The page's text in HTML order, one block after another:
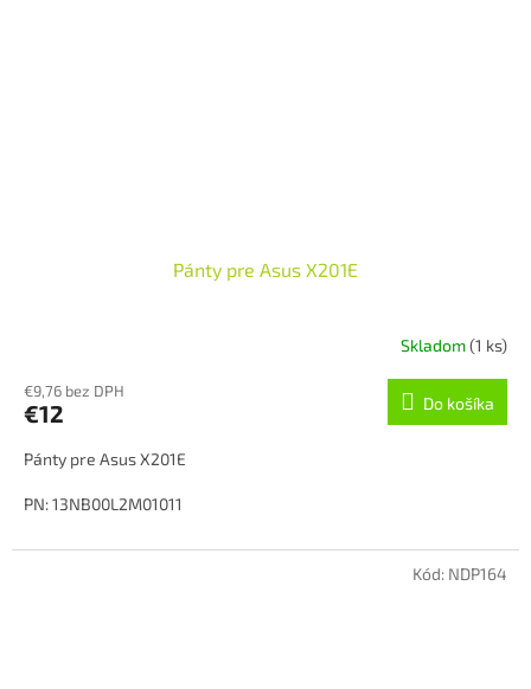
Pánty pre Asus X201E
Skladom(1 ks)
€9,76 bez DPH
€12 Do košíka
Pánty pre Asus X201E
PN: 13NB00L2M01011
Stav: Novy
Kód: NDP164